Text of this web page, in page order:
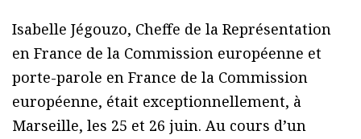
Isabelle Jégouzo, Cheffe de la Représentation
en France de la Commission européenne et
porte-parole en France de la Commission
européenne, était exceptionnellement, à
Marseille, les 25 et 26 juin. Au cours d’un